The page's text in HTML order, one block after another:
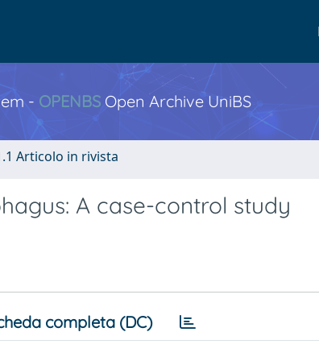
- OPENBS Open Archive UniBS
Articolo in rivista
A case-control study
completa (DC)